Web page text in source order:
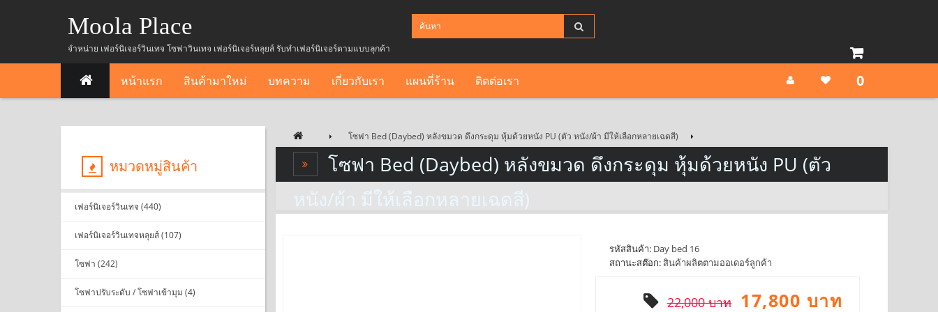
Moola Place
จำหน่าย เฟอร์นิเจอร์วินเทจ โซฟาวินเทจ เฟอร์นิเจอร์หลุยส์ รับทำเฟอร์นิเจอร์ตามแบบลุกค้า
หน้าแรก สินค้ามาใหม่ บทความ เกี่ยวกับเรา แผนที่ร้าน ติดต่อเรา 0
โซฟา Bed (Daybed) หลังขมวด ดึงกระดุม หุ้มด้วยหนัง PU (ตัว หนัง/ผ้า มีให้เลือกหลายเฉดสี)
หมวดหมู่สินค้า
เฟอร์นิเจอร์วินเทจ (440)
เฟอร์นิเจอร์วินเทจหลุยส์ (107)
โซฟา (242)
โซฟาปรับระดับ / โซฟาเข้ามุม (4)
โซฟา Bed (Daybed) หลังขมวด ดึงกระดุม หุ้มด้วยหนัง PU (ตัว
หนัง/ผ้า มีให้เลือกหลายเฉดสี)
รหัสสินค้า: Day bed 16
สถานะสต๊อก: สินค้าผลิตตามออเดอร์ลูกค้า
22,000 บาท 17,800 บาท